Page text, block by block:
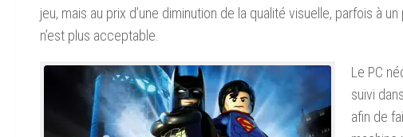
jeu, mais au prix d’une diminution de la qualité visuelle, parfois à un
n’est plus acceptable.
Le PC
suivi
afin de